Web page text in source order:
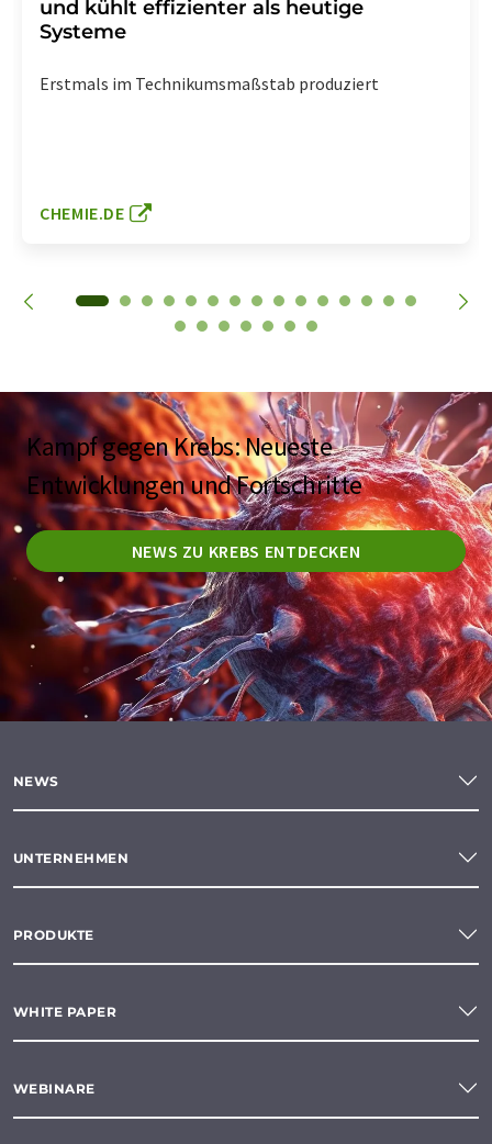
und kühlt effizienter als heutige
Systeme
Erstmals im Technikumsmaßstab produziert
CHEMIE.DE
Kampf gegen Krebs: Neueste
Entwicklungen und Fortschritte
NEWS ZU KREBS ENTDECKEN
NEWS
UNTERNEHMEN
PRODUKTE
WHITE PAPER
WEBINARE